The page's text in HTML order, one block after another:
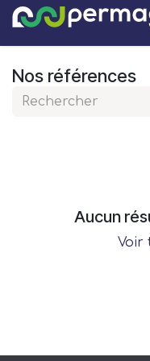
Se rendre au contenu
Nos références
Aucun
Voir